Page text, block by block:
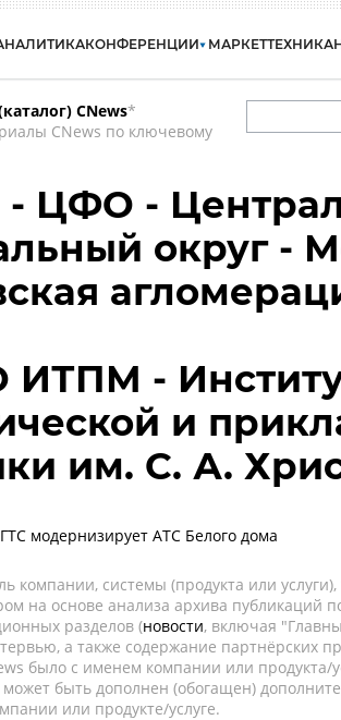
КОНФЕРЕНЦИИ МАРКЕТТЕХНИКА
CNews*
CNews по ключевому
- ЦФО -
округ -
ИТПМ -
и
им. С. А.
модернизирует АТС Белого дома
компании, системы (продукта или
на основе анализа архива публикаций
разделов (новости, включая
а также содержание партнёрских
было с именем компании или продукта/
быть дополнен (обогащен)
или продукте/услуге.